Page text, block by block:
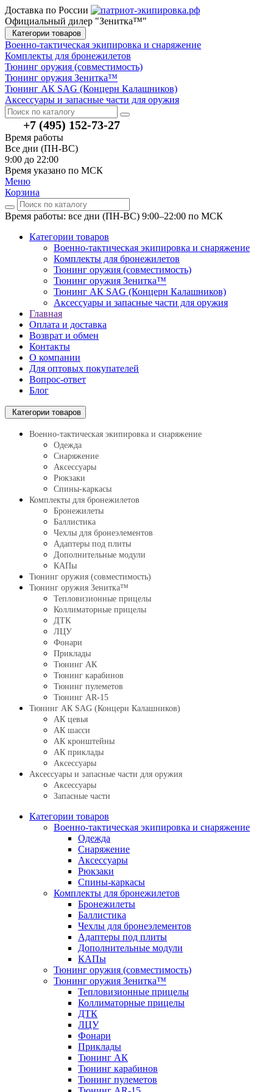
Доставка по России
Официальный дилер "Зенитка™"
Категории товаров
Военно-тактическая экипировка и снаряжение
Комплекты для бронежилетов
Тюнинг оружия (совместимость)
Тюнинг оружия Зенитка™
Тюнинг АК SAG (Концерн Калашников)
Аксессуары и запасные части для оружия
+7 (495) 152-73-27
Время работы
Все дни (ПН-ВС)
9:00 до 22:00
Время указано по МСК
Меню
Корзина
Время работы: все дни (ПН-ВС) 9:00–22:00 по МСК
Категории товаров
Военно-тактическая экипировка и снаряжение
Комплекты для бронежилетов
Тюнинг оружия (совместимость)
Тюнинг оружия Зенитка™
Тюнинг АК SAG (Концерн Калашников)
Аксессуары и запасные части для оружия
Главная
Оплата и доставка
Возврат и обмен
Контакты
О компании
Для оптовых покупателей
Вопрос-ответ
Блог
Категории товаров
Военно-тактическая экипировка и снаряжение
Одежда
Снаряжение
Аксессуары
Рюкзаки
Спины-каркасы
Комплекты для бронежилетов
Бронежилеты
Баллистика
Чехлы для бронеэлементов
Адаптеры под плиты
Дополнительные модули
КАПы
Тюнинг оружия (совместимость)
Тюнинг оружия Зенитка™
Тепловизионные прицелы
Коллиматорные прицелы
ДТК
ЛЦУ
Фонари
Приклады
Тюнинг АК
Тюнинг карабинов
Тюнинг пулеметов
Тюнинг AR-15
Тюнинг АК SAG (Концерн Калашников)
АК цевья
АК шасси
АК кронштейны
АК приклады
Аксессуары
Аксессуары и запасные части для оружия
Аксессуары
Запасные части
Категории товаров
Военно-тактическая экипировка и снаряжение
Одежда
Снаряжение
Аксессуары
Рюкзаки
Спины-каркасы
Комплекты для бронежилетов
Бронежилеты
Баллистика
Чехлы для бронеэлементов
Адаптеры под плиты
Дополнительные модули
КАПы
Тюнинг оружия (совместимость)
Тюнинг оружия Зенитка™
Тепловизионные прицелы
Коллиматорные прицелы
ДТК
ЛЦУ
Фонари
Приклады
Тюнинг АК
Тюнинг карабинов
Тюнинг пулеметов